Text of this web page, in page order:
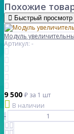
Похожие
Быстрый просмотр
Модуль
Артикул: -
9 500 ₽ за 1 шт
В наличии
-